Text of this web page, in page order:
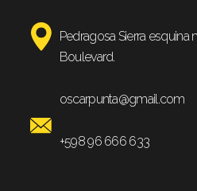
Pedragosa Sierra esquina
Boulevard.
oscarpunta@gmail.com
+598 96 666 633